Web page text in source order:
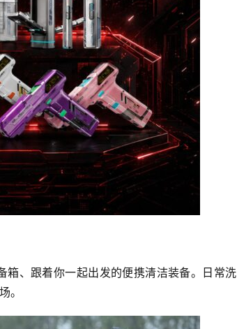
箱、跟着你一起出发的便携清洁装备。日常洗
。